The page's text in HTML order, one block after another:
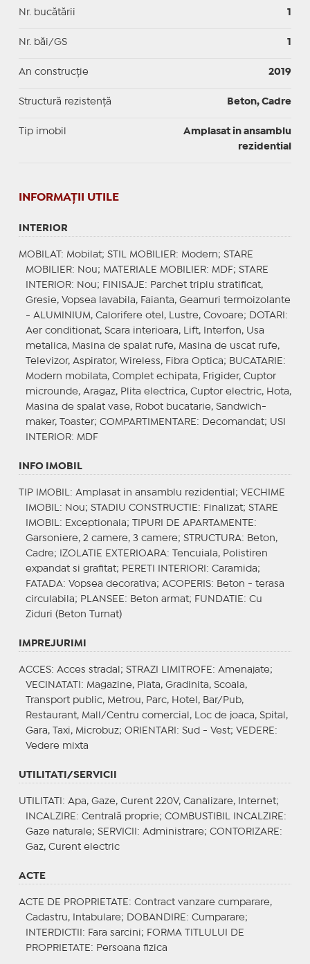
Nr. bucătării 1
Nr. băi/GS 1
An construcție 2019
Structură rezistență Beton, Cadre
Tip imobil
Amplasat in ansamblu
rezidential
INFORMAŢII UTILE
INTERIOR
MOBILAT : Mobilat; STIL MOBILIER: Modern; STARE
MOBILIER: Nou; MATERIALE MOBILIER: MDF; STARE
INTERIOR: Nou; FINISAJE : Parchet triplu stratificat,
Gresie, Vopsea lavabila, Faianta, Geamuri termoizolante
- ALUMINIUM, Calorifere otel, Lustre, Covoare;
DOTARI :
Aer conditionat, Scara interioara, Lift, Interfon, Usa
metalica, Masina de spalat rufe, Masina de uscat rufe,
Televizor, Aspirator, Wireless, Fibra Optica; BUCATARIE :
Modern mobilata, Complet echipata, Frigider, Cuptor
microunde, Aragaz, Plita electrica, Cuptor electric, Hota,
Masina de spalat vase, Robot bucatarie, Sandwich-
maker, Toaster; COMPARTIMENTARE : Decomandat; USI
INTERIOR: MDF
INFO IMOBIL
TIP IMOBIL : Amplasat in ansamblu rezidential; VECHIME
IMOBIL : Nou; STADIU CONSTRUCTIE : Finalizat; STARE
IMOBIL : Exceptionala; TIPURI DE APARTAMENTE :
Garsoniere, 2 camere, 3 camere; STRUCTURA: Beton,
Cadre;
IZOLATIE EXTERIOARA: Tencuiala, Polistiren
expandat si grafitat; PERETI INTERIORI : Caramida;
FATADA: Vopsea decorativa; ACOPERIS: Beton - terasa
circulabila; PLANSEE : Beton armat; FUNDATIE : Cu
Ziduri (Beton Turnat)
IMPREJURIMI
ACCES: Acces stradal; STRAZI LIMITROFE : Amenajate;
VECINATATI : Magazine, Piata, Gradinita, Scoala,
Transport public, Metrou, Parc, Hotel, Bar/Pub,
Restaurant, Mall/Centru comercial, Loc de joaca, Spital,
Gara, Taxi, Microbuz; ORIENTARI : Sud - Vest; VEDERE :
Vedere mixta
UTILITATI/SERVICII
UTILITATI : Apa, Gaze, Curent 220V, Canalizare, Internet;
INCALZIRE : Centrală proprie; COMBUSTIBIL INCALZIRE :
Gaze naturale; SERVICII : Administrare; CONTORIZARE :
Gaz, Curent electric
ACTE
ACTE DE PROPRIETATE : Contract vanzare cumparare,
Cadastru, Intabulare;
DOBANDIRE : Cumparare;
INTERDICTII : Fara sarcini; FORMA TITLULUI DE
PROPRIETATE : Persoana fizica